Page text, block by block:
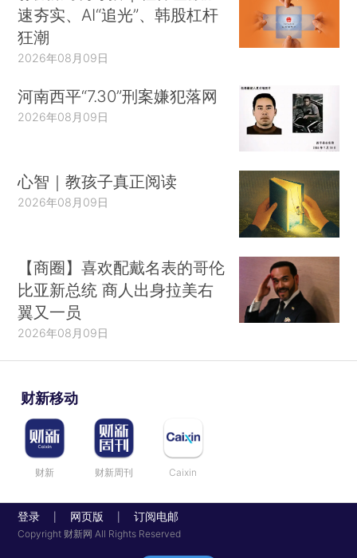
速夯实、AI“追光”、韩股杠杆
狂潮
2026年08月09日
河南西平“7.30”刑案嫌犯落网
2026年08月09日
心智｜教孩子真正阅读
2026年08月09日
【商圈】喜欢配戴名表的哥伦
比亚新总统 商人出身拉美右
翼又一员
2026年08月09日
财新移动
财新 财新周刊 Caixin
登录 网页版 订阅电邮
Copyright 财新网 All Rights Reserved